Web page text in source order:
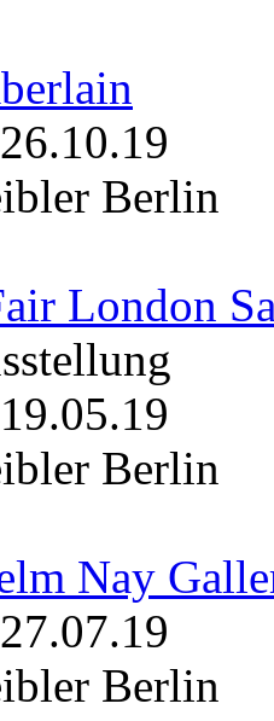
26.10.19
Berlin
London
19.05.19
Berlin
Nay
27.07.19
Berlin